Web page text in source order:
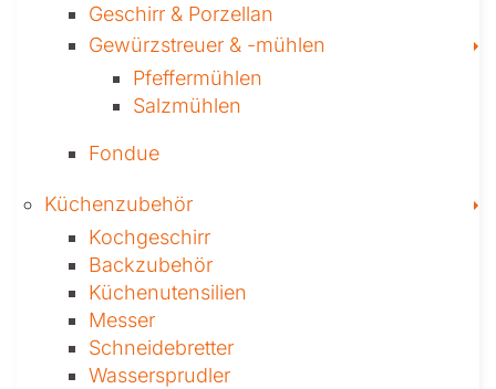
Geschirr & Porzellan
Gewürzstreuer­ & -mühlen
Pfeffermühlen
Salzmühlen
Fondue
Küchenzubehör
Kochgeschirr
Backzubehör
Küchenutensilien
Messer
Schneidebretter
Wassersprudler